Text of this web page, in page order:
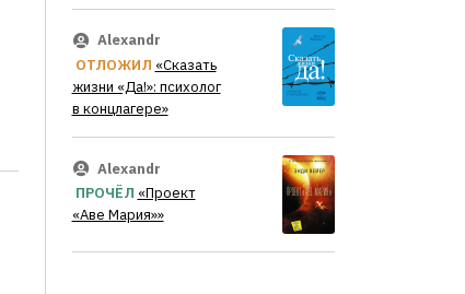
Alexandr
ОТЛОЖИЛ «Сказать
жизни «Да!»: психолог
в концлагере»
Alexandr
ПРОЧЁЛ «Проект
«Аве Мария»»